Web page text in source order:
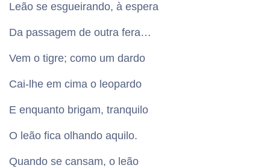
Leão se esgueirando, à espera
Da passagem de outra fera…
Vem o tigre; como um dardo
Cai-lhe em cima o leopardo
E enquanto brigam, tranquilo
O leão fica olhando aquilo.
Quando se cansam, o leão